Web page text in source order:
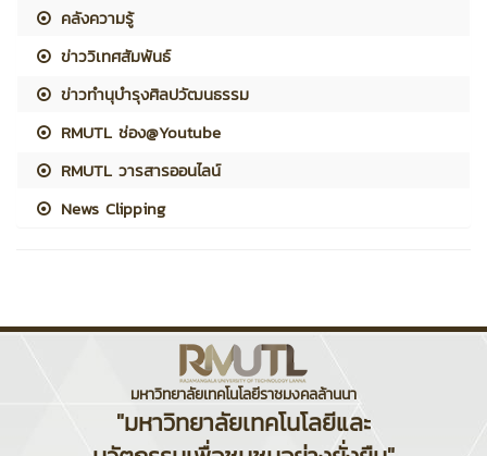
คลังความรู้
ข่าววิเทศสัมพันธ์
ข่าวทำนุบำรุงศิลปวัฒนธรรม
RMUTL ช่อง@Youtube
RMUTL วารสารออนไลน์
News Clipping
มหาวิทยาลัยเทคโนโลยีราชมงคลล้านนา
"มหาวิทยาลัยเทคโนโลยีและ